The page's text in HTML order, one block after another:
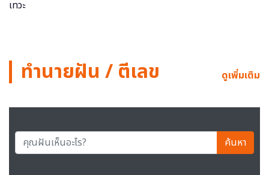
ทำนายฝัน / ตีเลข ดูเพิ่มเติม
ค้นหา